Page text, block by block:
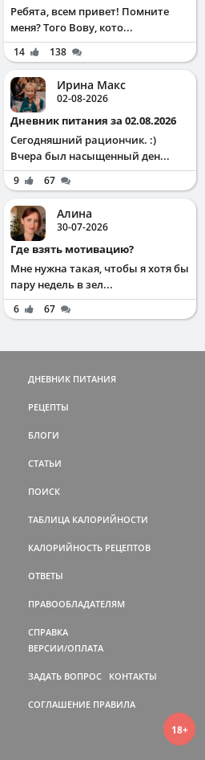
Ребята, всем привет! Помните
меня? Того Вову, кото...
14 138
Ирина Макс
02-08-2026
Дневник питания за 02.08.2026
Сегодняшний рациончик. :)
Вчера был насыщенный ден...
9 67
Алина
30-07-2026
Где взять мотивацию?
Мне нужна такая, чтобы я хотя бы
пару недель в зел...
6 67
ДНЕВНИК ПИТАНИЯ
РЕЦЕПТЫ
БЛОГИ
СТАТЬИ
ПОИСК
ТАБЛИЦА КАЛОРИЙНОСТИ
КАЛОРИЙНОСТЬ РЕЦЕПТОВ
ОТВЕТЫ
ПРАВООБЛАДАТЕЛЯМ
СПРАВКА
ВЕРСИИ/ОПЛАТА
ЗАДАТЬ ВОПРОС КОНТАКТЫ
СОГЛАШЕНИЕ ПРАВИЛА
18+